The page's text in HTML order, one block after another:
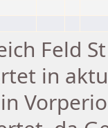
Feld
in